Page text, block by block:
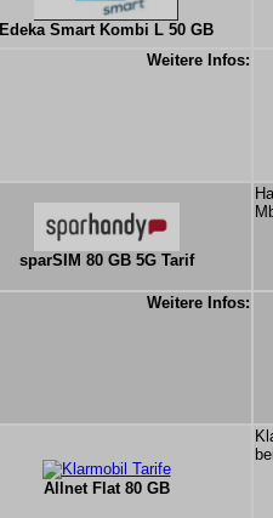
Edeka Smart Kombi L 50 GB
Weitere Infos:
sparSIM 80 GB 5G Tarif
Weitere Infos:
Allnet Flat 80 GB